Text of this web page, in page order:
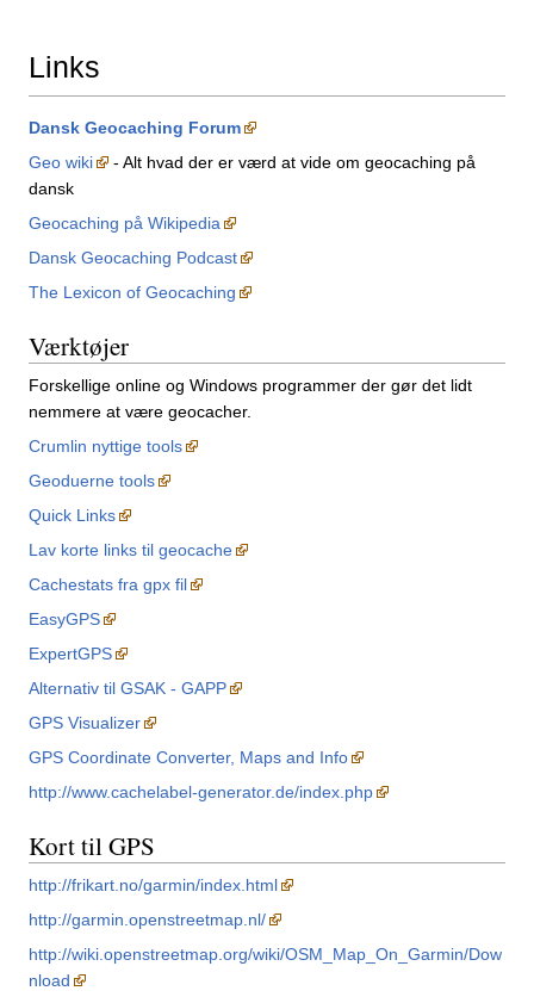
Links
Dansk Geocaching Forum
Geo wiki
- Alt hvad der er værd at vide om geocaching på
dansk
Geocaching på Wikipedia
Dansk Geocaching Podcast
The Lexicon of Geocaching
Værktøjer
Forskellige online og Windows programmer der gør det lidt
nemmere at være geocacher.
Crumlin nyttige tools
Geoduerne tools
Quick Links
Lav korte links til geocache
Cachestats fra gpx fil
EasyGPS
ExpertGPS
Alternativ til GSAK - GAPP
GPS Visualizer
GPS Coordinate Converter, Maps and Info
http://www.cachelabel-generator.de/index.php
Kort til GPS
http://frikart.no/garmin/index.html
http://garmin.openstreetmap.nl/
http://wiki.openstreetmap.org/wiki/OSM_Map_On_Garmin/Dow
nload